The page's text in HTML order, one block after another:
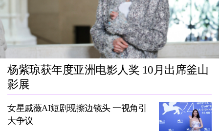
杨紫琼获年度亚洲电影人奖 10月出席釜山
影展
女星戚薇AI短剧现擦边镜头 一视角引
大争议